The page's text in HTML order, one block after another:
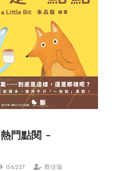
熱門點閱
156,227 蔡佳璇